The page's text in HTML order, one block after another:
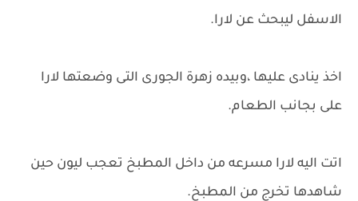
الاسفل ليبحث عن لارا.
اخذ ينادى عليها ،وبيده زهرة الجورى التى وضعتها لارا
على بجانب الطعام.
اتت اليه لارا مسرعه من داخل المطبخ تعجب ليون حين
شاهدها تخرج من المطبخ.